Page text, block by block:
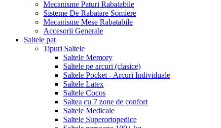
Mecanisme Paturi Rabatabile
Sisteme De Rabatare Somiere
Mecanisme Mese Rabatabile
Accesorii Generale
Saltele pat
Tipuri Saltele
Saltele Memory
Saltele pe arcuri (clasice)
Saltele Pocket - Arcuri Individuale
Saltele Latex
Saltele Cocos
Saltea cu 7 zone de confort
Saltele Medicale
Saltele Superortopedice